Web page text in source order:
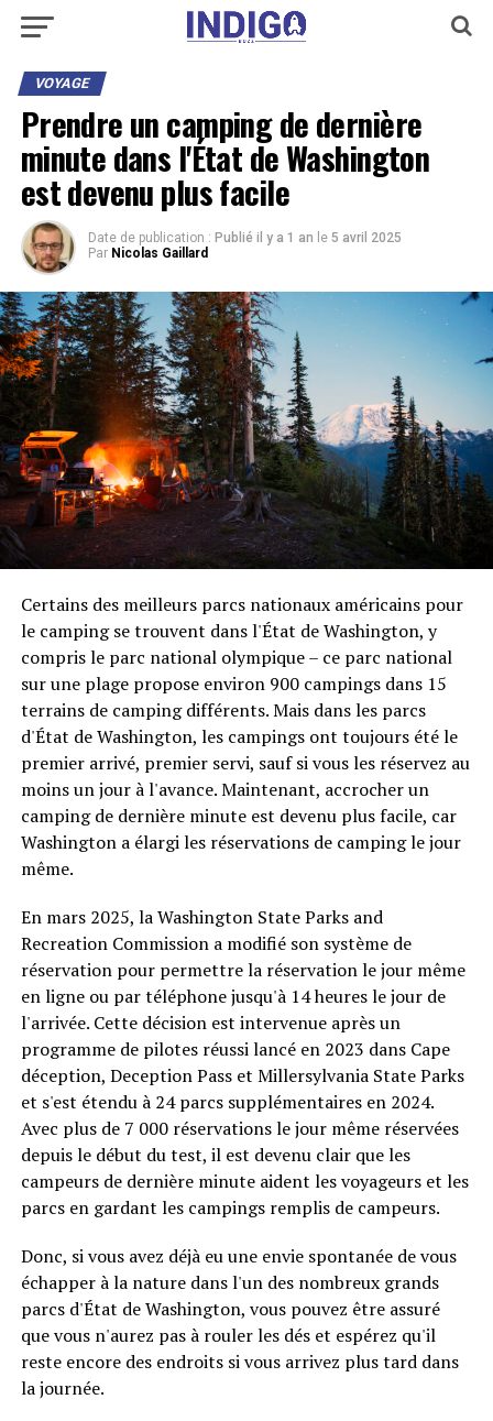
VOYAGE
Prendre un camping de dernière
minute dans l'État de Washington
est devenu plus facile
Date de publication : Publié il y a 1 an le 5 avril 2025
Par Nicolas Gaillard
Certains des meilleurs parcs nationaux américains pour
le camping se trouvent dans l'État de Washington, y
compris le parc national olympique – ce parc national
sur une plage propose environ 900 campings dans 15
terrains de camping différents. Mais dans les parcs
d'État de Washington, les campings ont toujours été le
premier arrivé, premier servi, sauf si vous les réservez au
moins un jour à l'avance. Maintenant, accrocher un
camping de dernière minute est devenu plus facile, car
Washington a élargi les réservations de camping le jour
même.
En mars 2025, la Washington State Parks and
Recreation Commission a modifié son système de
réservation pour permettre la réservation le jour même
en ligne ou par téléphone jusqu'à 14 heures le jour de
l'arrivée. Cette décision est intervenue après un
programme de pilotes réussi lancé en 2023 dans Cape
déception, Deception Pass et Millersylvania State Parks
et s'est étendu à 24 parcs supplémentaires en 2024.
Avec plus de 7 000 réservations le jour même réservées
depuis le début du test, il est devenu clair que les
campeurs de dernière minute aident les voyageurs et les
parcs en gardant les campings remplis de campeurs.
Donc, si vous avez déjà eu une envie spontanée de vous
échapper à la nature dans l'un des nombreux grands
parcs d'État de Washington, vous pouvez être assuré
que vous n'aurez pas à rouler les dés et espérez qu'il
reste encore des endroits si vous arrivez plus tard dans
la journée.